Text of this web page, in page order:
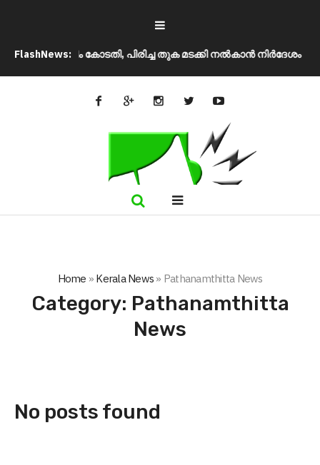
FlashNews:
സുപ്രീം കോടതി, പിരിച്ച തുക മടക്കി നൽകാൻ നിർദേശം
Home » Kerala News » Pathanamthitta News
Category: Pathanamthitta
News
No posts found